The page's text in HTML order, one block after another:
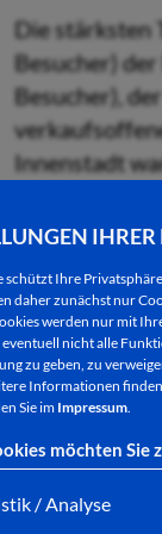
schützt Ihre
daher zunächst nur
werden nur mit
nicht alle
zu geben, zu
Informationen
Sie im Impressum.
möchten Sie
/ Analyse
Die stärksten
Besucher)
Besucher),
Innenstadt
Fehling
in einem
Bad Hersfeld,
Kreuzes
Hatten
Polizeistation
und Helge